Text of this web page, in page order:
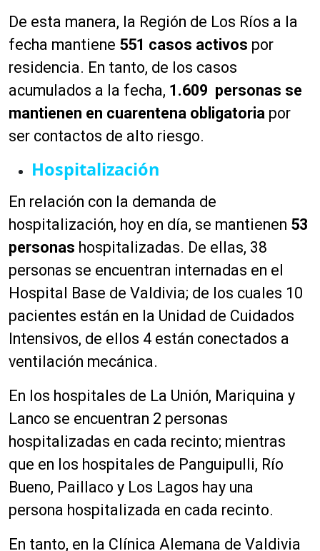
De esta manera, la Región de Los Ríos a la
fecha mantiene 551 casos activos por
residencia. En tanto, de los casos
acumulados a la fecha, 1.609 personas se
mantienen en cuarentena obligatoria por
ser contactos de alto riesgo.
Hospitalización
En relación con la demanda de
hospitalización, hoy en día, se mantienen 53
personas hospitalizadas. De ellas, 38
personas se encuentran internadas en el
Hospital Base de Valdivia; de los cuales 10
pacientes están en la Unidad de Cuidados
Intensivos, de ellos 4 están conectados a
ventilación mecánica.
En los hospitales de La Unión, Mariquina y
Lanco se encuentran 2 personas
hospitalizadas en cada recinto; mientras
que en los hospitales de Panguipulli, Río
Bueno, Paillaco y Los Lagos hay una
persona hospitalizada en cada recinto.
En tanto, en la Clínica Alemana de Valdivia